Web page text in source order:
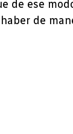
de ese
de